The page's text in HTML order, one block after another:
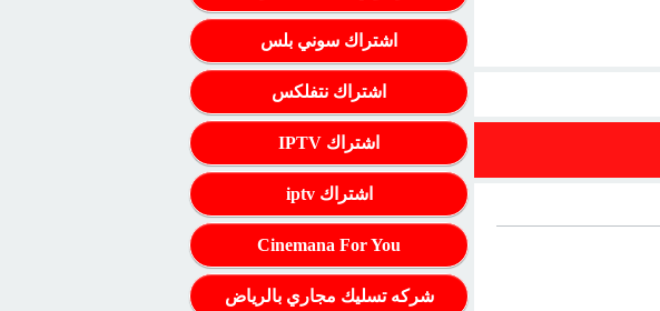
اشتراك سوني بلس
اشتراك نتفلكس
اشتراك IPTV
اشتراك iptv
Cinemana For You
شركه تسليك مجاري بالرياض